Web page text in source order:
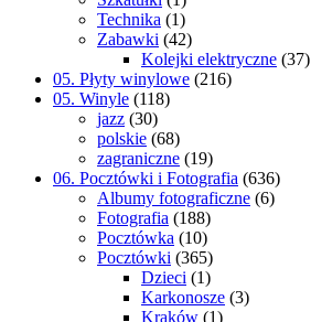
Technika (1)
Zabawki (42)
Kolejki elektryczne (37)
05. Płyty winylowe (216)
05. Winyle (118)
jazz (30)
polskie (68)
zagraniczne (19)
06. Pocztówki i Fotografia (636)
Albumy fotograficzne (6)
Fotografia (188)
Pocztówka (10)
Pocztówki (365)
Dzieci (1)
Karkonosze (3)
Kraków (1)